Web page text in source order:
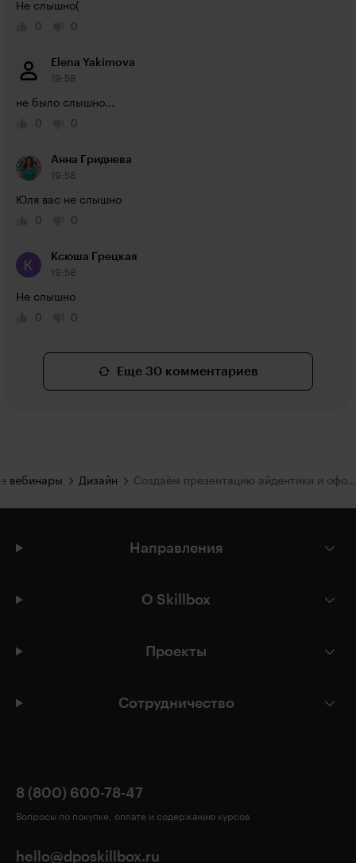
Не слышно(
0
0
Elena Yakimova
19:58
не было слышно...
0
0
Анна Гриднева
19:58
Юля вас не слышно
0
0
Ксюша Грецкая
19:58
Не слышно
0
0
Еще 30 комментариев
вебинары Дизайн Создаём презентацию айдентики и оформляем разные носители
Направления
О Skillbox
Проекты
Сотрудничество
8 (800) 600-78-47
Вопросы по покупке, оплате и содержанию курсов
hello@dposkillbox.ru